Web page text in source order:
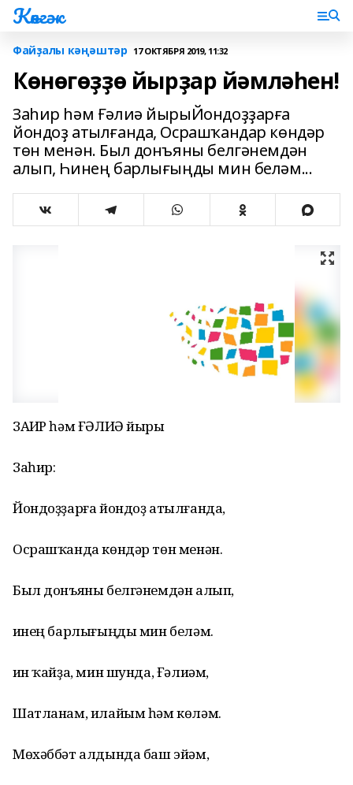
Көнгәк
Файҙалы кәңәштәр 17 ОКТЯБРЯ 2019, 11:32
Көнөгөҙҙө йырҙар йәмләһен!
Заһир һәм Ғәлиә йырыЙондоҙҙарға
йондоҙ атылғанда, Осрашҡандар көндәр
төн менән. Был донъяны белгәнемдән
алып, Һинең барлығыңды мин беләм...
ЗАҺИР һәм ҒӘЛИӘ йыры
Заһир:
Йондоҙҙарға йондоҙ атылғанда,
Осрашҡанда көндәр төн менән.
Был донъяны белгәнемдән алып,
Һинең барлығыңды мин беләм.
Һин ҡайҙа, мин шунда, Ғәлиәм,
Шатланам, илайым һәм көләм.
Мөхәббәт алдында баш эйәм,